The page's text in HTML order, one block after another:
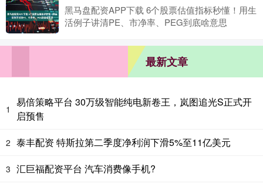
黑马盘配资APP下载 6个股票估值指标秒懂！用生
活例子讲清PE、市净率、PEG到底啥意思
最新文章
1
易倍策略平台 30万级智能纯电新卷王，岚图追光S正式开
启预售
2 泰丰配资 特斯拉第二季度净利润下滑5%至11亿美元
3 汇巨福配资平台 汽车消费像手机?